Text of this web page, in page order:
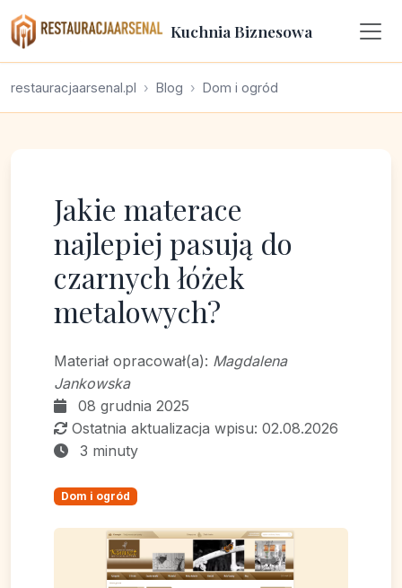
Kuchnia Biznesowa
restauracjaarsenal.pl Blog Dom i ogród
Jakie materace
najlepiej pasują do
czarnych łóżek
metalowych?
Materiał opracował(a): Magdalena
Jankowska
08 grudnia 2025
Ostatnia aktualizacja wpisu: 02.08.2026
3 minuty
Dom i ogród